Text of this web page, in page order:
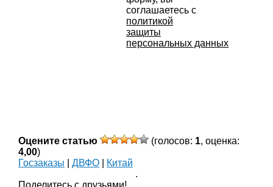
соглашаетесь с
политикой
защиты
персональных данных
Оцените статью (голосов: 1, оценка:
4,00)
Госзаказы
ДВФО
Китай
.
Поделитесь с друзьями!